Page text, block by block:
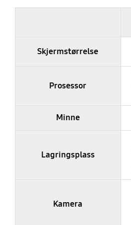
Skjermstørrelse
Prosessor
Minne
Lagringsplass
Kamera